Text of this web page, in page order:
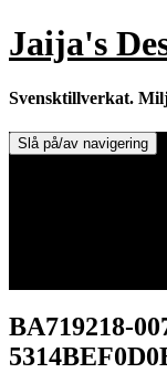
Hoppa
till
Jaija's
Svensktillverkat.
Slå på/av navigering
BA719218-